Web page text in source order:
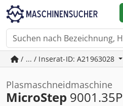
/ ... / Inserat-ID: A21963028
Plasmaschneidmaschine
MicroStep 9001.35P